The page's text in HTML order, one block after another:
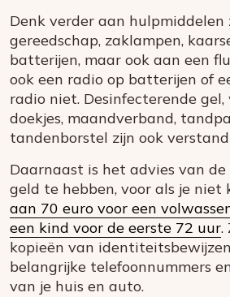
Denk verder aan hulpmiddelen
gereedschap, zaklampen,
batterijen, maar ook aan een
ook een radio op batterijen of
radio niet. Desinfecterende
doekjes, maandverband,
tandenborstel zijn ook
Daarnaast is het advies van de
geld te hebben, voor als je niet
aan 70 euro voor een
een kind voor de eerste 72 uur.
kopieën van
belangrijke telefoonnummers
van je huis en auto.